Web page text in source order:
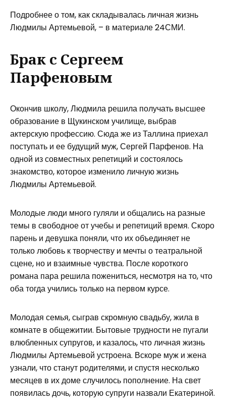
Подробнее о том, как складывалась личная жизнь
Людмилы Артемьевой, – в материале 24СМИ.
Брак с Сергеем
Парфеновым
Окончив школу, Людмила решила получать высшее
образование в Щукинском училище, выбрав
актерскую профессию. Сюда же из Таллина приехал
поступать и ее будущий муж, Сергей Парфенов. На
одной из совместных репетиций и состоялось
знакомство, которое изменило личную жизнь
Людмилы Артемьевой.
Молодые люди много гуляли и общались на разные
темы в свободное от учебы и репетиций время. Скоро
парень и девушка поняли, что их объединяет не
только любовь к творчеству и мечты о театральной
сцене, но и взаимные чувства. После короткого
романа пара решила пожениться, несмотря на то, что
оба тогда учились только на первом курсе.
Молодая семья, сыграв скромную свадьбу, жила в
комнате в общежитии. Бытовые трудности не пугали
влюбленных супругов, и казалось, что личная жизнь
Людмилы Артемьевой устроена. Вскоре муж и жена
узнали, что станут родителями, и спустя несколько
месяцев в их доме случилось пополнение. На свет
появилась дочь, которую супруги назвали Екатериной.